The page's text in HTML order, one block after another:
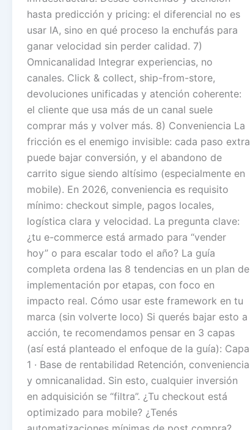
hasta predicción y pricing: el diferencial no es
usar IA, sino en qué proceso la enchufás para
ganar velocidad sin perder calidad. 7)
Omnicanalidad Integrar experiencias, no
canales. Click & collect, ship-from-store,
devoluciones unificadas y atención coherente:
el cliente que usa más de un canal suele
comprar más y volver más. 8) Conveniencia La
fricción es el enemigo invisible: cada paso extra
puede bajar conversión, y el abandono de
carrito sigue siendo altísimo (especialmente en
mobile). En 2026, conveniencia es requisito
mínimo: checkout simple, pagos locales,
logística clara y velocidad. La pregunta clave:
¿tu e-commerce está armado para “vender
hoy” o para escalar todo el año? La guía
completa ordena las 8 tendencias en un plan de
implementación por etapas, con foco en
impacto real. Cómo usar este framework en tu
marca (sin volverte loco) Si querés bajar esto a
acción, te recomendamos pensar en 3 capas
(así está planteado el enfoque de la guía): Capa
1 · Base de rentabilidad Retención, conveniencia
y omnicanalidad. Sin esto, cualquier inversión
en adquisición se “filtra”. ¿Tu checkout está
optimizado para mobile? ¿Tenés